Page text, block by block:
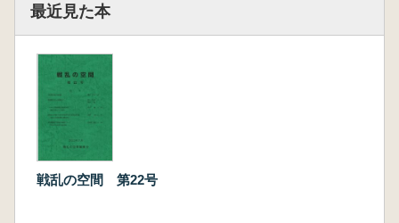
最近見た本
戦乱の空間 第22号